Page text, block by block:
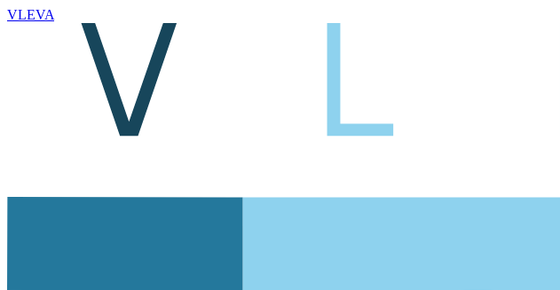
VLEVA